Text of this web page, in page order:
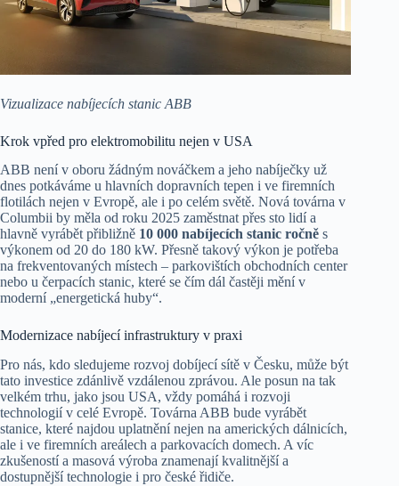
Vizualizace nabíjecích stanic ABB
Krok vpřed pro elektromobilitu nejen v USA
ABB není v oboru žádným nováčkem a jeho nabíječky už
dnes potkáváme u hlavních dopravních tepen i ve firemních
flotilách nejen v Evropě, ale i po celém světě. Nová továrna v
Columbii by měla od roku 2025 zaměstnat přes sto lidí a
hlavně vyrábět přibližně 10 000 nabíjecích stanic ročně s
výkonem od 20 do 180 kW. Přesně takový výkon je potřeba
na frekventovaných místech – parkovištích obchodních center
nebo u čerpacích stanic, které se čím dál častěji mění v
moderní „energetická huby“.
Modernizace nabíjecí infrastruktury v praxi
Pro nás, kdo sledujeme rozvoj dobíjecí sítě v Česku, může být
tato investice zdánlivě vzdálenou zprávou. Ale posun na tak
velkém trhu, jako jsou USA, vždy pomáhá i rozvoji
technologií v celé Evropě. Továrna ABB bude vyrábět
stanice, které najdou uplatnění nejen na amerických dálnicích,
ale i ve firemních areálech a parkovacích domech. A víc
zkušeností a masová výroba znamenají kvalitnější a
dostupnější technologie i pro české řidiče.